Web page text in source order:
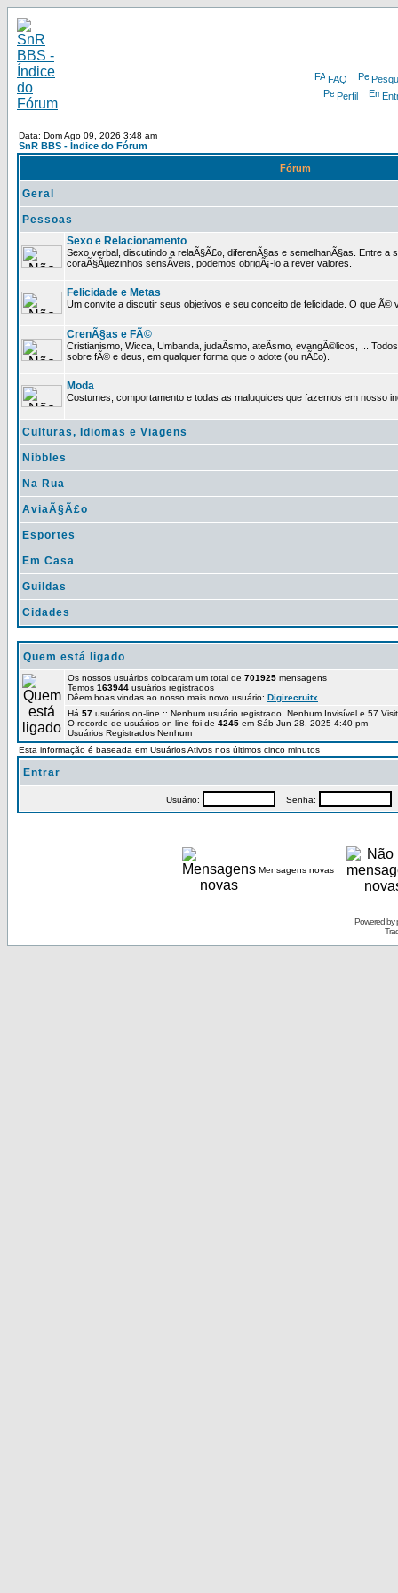
FAQ
Perfil
Data: Dom Ago 09, 2026 3:48 am
SnR BBS - Índice do Fórum
Fórum
Geral
Pessoas
Sexo e Relacionamento
Sexo verbal, discutindo a relaÃ§Ã£o, diferenÃ§as e semelhanÃ§as. Entre a
coraÃ§Ãµezinhos sensÃ­veis, podemos obrigÃ¡-lo a rever valores.
Felicidade e Metas
Um convite a discutir seus objetivos e seu conceito de felicidade. O que Ã©
CrenÃ§as e FÃ©
Cristianismo, Wicca, Umbanda, judaÃ­smo, ateÃ­smo, evangÃ©licos, ...
sobre fÃ© e deus, em qualquer forma que o adote (ou nÃ£o).
Moda
Costumes, comportamento e todas as maluquices que fazemos em nosso
Culturas, Idiomas e Viagens
Nibbles
Na Rua
AviaÃ§Ã£o
Esportes
Em Casa
Guildas
Cidades
Quem está ligado
Os nossos usuários colocaram um total de 701925 mensagens
Temos 163944 usuários registrados
Dêem boas vindas ao nosso mais novo usuário: Digirecruitx
Há 57 usuários on-line :: Nenhum usuário registrado, Nenhum Invisível e 57
O recorde de usuários on-line foi de 4245 em Sáb Jun 28, 2025 4:40 pm
Usuários Registrados Nenhum
Esta informação é baseada em Usuários Ativos nos últimos cinco minutos
Entrar
Usuário: Senha:
Mensagens novas
Powered by